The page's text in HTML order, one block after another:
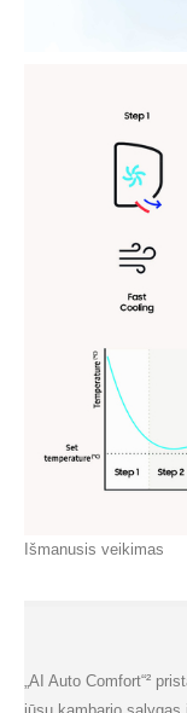
Išmanusis veikimas
„AI Auto Comfort“²